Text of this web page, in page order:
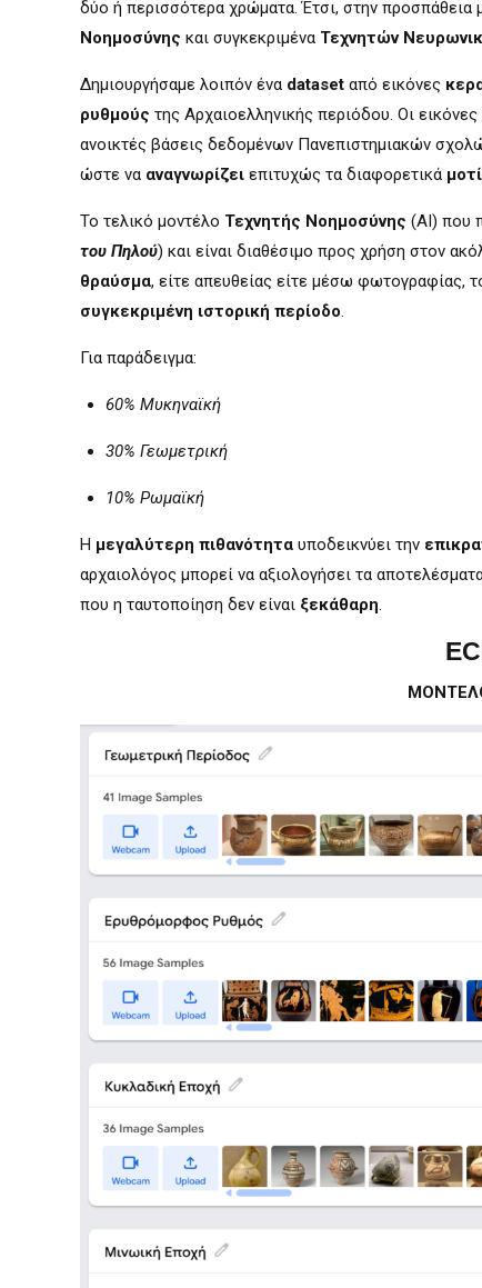
δύο ή περισσότερα χρώματα. Έτσι, στην
Νοημοσύνης και συγκεκριμένα Τεχνητών
Δημιουργήσαμε λοιπόν ένα dataset από εικόνες
ρυθμούς της Αρχαιοελληνικής περιόδου. Οι
ανοικτές βάσεις δεδομένων Πανεπιστημιακών
ώστε να αναγνωρίζει επιτυχώς τα διαφορετικά
Το τελικό μοντέλο Τεχνητής Νοημοσύνης (AI) που
του Πηλού) και είναι διαθέσιμο προς χρήση στον
θραύσμα, είτε απευθείας είτε μέσω φωτογραφίας,
συγκεκριμένη ιστορική περίοδο.
Για παράδειγμα:
60% Μυκηναϊκή
30% Γεωμετρική
10% Ρωμαϊκή
Η μεγαλύτερη πιθανότητα υποδεικνύει την
αρχαιολόγος μπορεί να αξιολογήσει τα
που η ταυτοποίηση δεν είναι ξεκάθαρη.